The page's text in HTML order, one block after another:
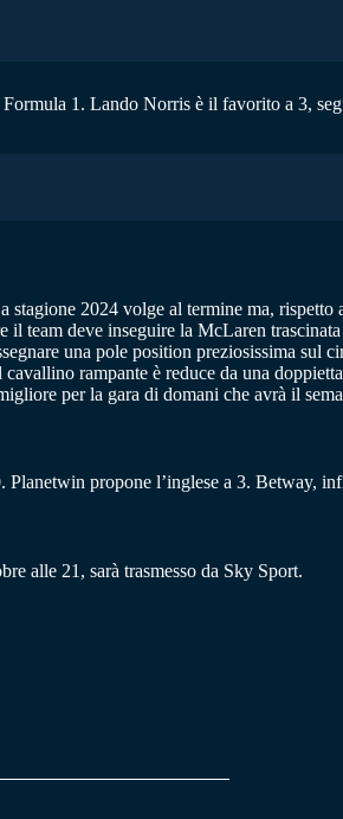
1. Lando Norris è il favorito a 3,
2024 volge al termine ma,
team deve inseguire la McLaren
una pole position preziosissima
rampante è reduce da una
per la gara di domani che avrà il
propone l’inglese a 3. Betway,
alle 21, sarà trasmesso da Sky Sport.